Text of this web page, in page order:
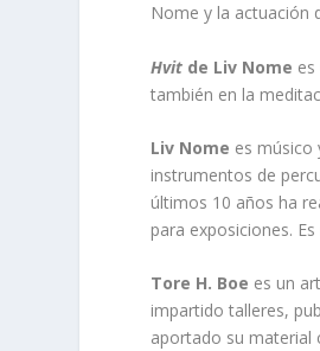
Nome y la actuación
Hvit de Liv Nome
también en la
Liv Nome es músico
instrumentos de
últimos 10 años ha
para exposiciones.
Tore H. Boe es un
impartido talleres,
aportado su material